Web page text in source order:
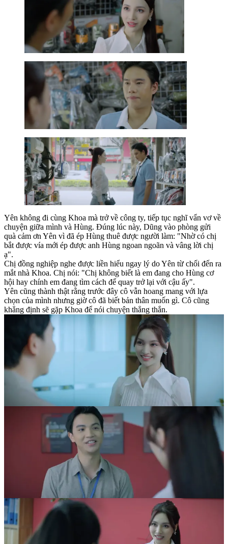
Yên không đi cùng Khoa mà trở về công ty, tiếp tục nghĩ vẩn vơ về
chuyện giữa mình và Hùng. Đúng lúc này, Dũng vào phòng gửi
quà cảm ơn Yên vì đã ép Hùng thuê được người làm: "Nhờ có chị
bắt được vía mới ép được anh Hùng ngoan ngoãn và vâng lời chị
ạ".
Chị đồng nghiệp nghe được liền hiểu ngay lý do Yên từ chối đến ra
mắt nhà Khoa. Chị nói: "Chị không biết là em đang cho Hùng cơ
hội hay chính em đang tìm cách để quay trở lại với cậu ấy".
Yên cũng thành thật rằng trước đây cô vẫn hoang mang với lựa
chọn của mình nhưng giờ cô đã biết bản thân muốn gì. Cô cũng
khẳng định sẽ gặp Khoa để nói chuyện thẳng thắn.